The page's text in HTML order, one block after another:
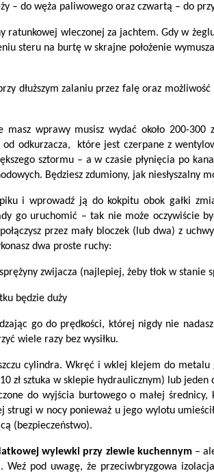
– do węża paliwowego oraz czwartą – do
ratunkowej wleczonej za jachtem. Gdy w
steru na burtę w skrajne położenie
dłuższym zalaniu przez falę oraz
wprawy musisz wydać około 200-300
odkurzacza, które jest czerpane z
sztormu – a w czasie płynięcia po
Będziesz zdumiony, jak niesłyszalny
i wprowadź ją do kokpitu obok gałki
go uruchomić – tak nie może oczywiście
przez mały bloczek (lub dwa) z
dwa proste ruchy:
zwijacza (najlepiej, żeby tłok w stanie
będzie duży
go do prędkości, której nigdy nie
wiele razy bez wysiłku.
cylindra. Wkręć i wklej klejem do
sztuka w sklepie hydraulicznym) lub jeden
do wyjścia burtowego o małej średnicy,
w nocy ponieważ u jego wylotu
(bezpieczeństwo).
wylewki przy zlewie kuchennym–
pod uwagę, że przeciwbryzgowa